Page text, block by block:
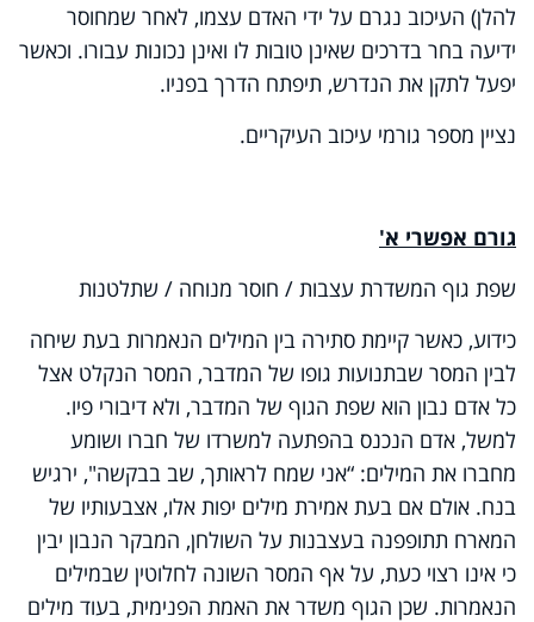
להלן) העיכוב נגרם על ידי האדם עצמו, לאחר שמחוסר
ידיעה בחר בדרכים שאינן טובות לו ואינן נכונות עבורו. וכאשר
יפעל לתקן את הנדרש, תיפתח הדרך בפניו.
נציין מספר גורמי עיכוב העיקריים.
גורם אפשרי א'
שפת גוף המשדרת עצבות / חוסר מנוחה / שתלטנות
כידוע, כאשר קיימת סתירה בין המילים הנאמרות בעת שיחה
לבין המסר שבתנועות גופו של המדבר, המסר הנקלט אצל
כל אדם נבון הוא שפת הגוף של המדבר, ולא דיבורי פיו.
למשל, אדם הנכנס בהפתעה למשרדו של חברו ושומע
מחברו את המילים: “אני שמח לראותך, שב בבקשה", ירגיש
בנח. אולם אם בעת אמירת מילים יפות אלו, אצבעותיו של
המארח תתופפנה בעצבנות על השולחן, המבקר הנבון יבין
כי אינו רצוי כעת, על אף המסר השונה לחלוטין שבמילים
הנאמרות. שכן הגוף משדר את האמת הפנימית, בעוד מילים